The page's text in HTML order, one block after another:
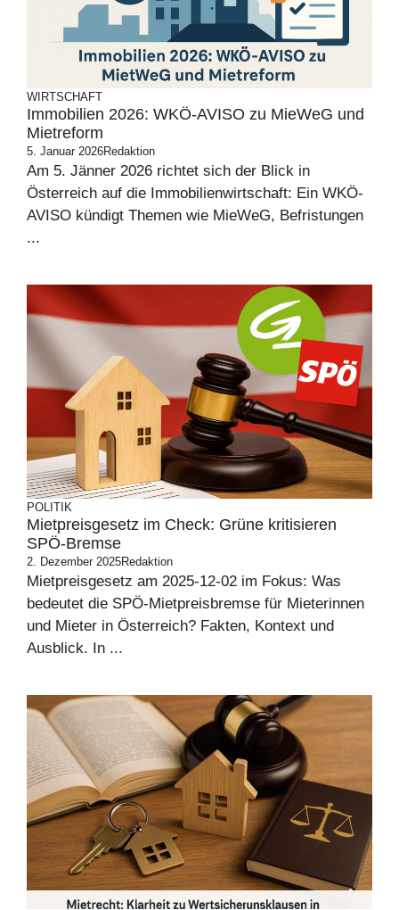
WIRTSCHAFT
Immobilien 2026: WKÖ-AVISO zu MieWeG und
Mietreform
5. Januar 2026Redaktion
Am 5. Jänner 2026 richtet sich der Blick in
Österreich auf die Immobilienwirtschaft: Ein WKÖ-
AVISO kündigt Themen wie MieWeG, Befristungen
...
POLITIK
Mietpreisgesetz im Check: Grüne kritisieren
SPÖ-Bremse
2. Dezember 2025Redaktion
Mietpreisgesetz am 2025-12-02 im Fokus: Was
bedeutet die SPÖ-Mietpreisbremse für Mieterinnen
und Mieter in Österreich? Fakten, Kontext und
Ausblick. In ...